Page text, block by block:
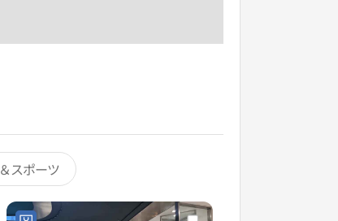
スポーツ